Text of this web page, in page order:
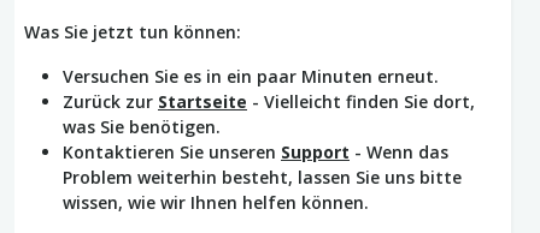
Was Sie jetzt tun können:
Versuchen Sie es in ein paar Minuten erneut.
Zurück zur Startseite - Vielleicht finden Sie dort,
was Sie benötigen.
Kontaktieren Sie unseren Support - Wenn das
Problem weiterhin besteht, lassen Sie uns bitte
wissen, wie wir Ihnen helfen können.